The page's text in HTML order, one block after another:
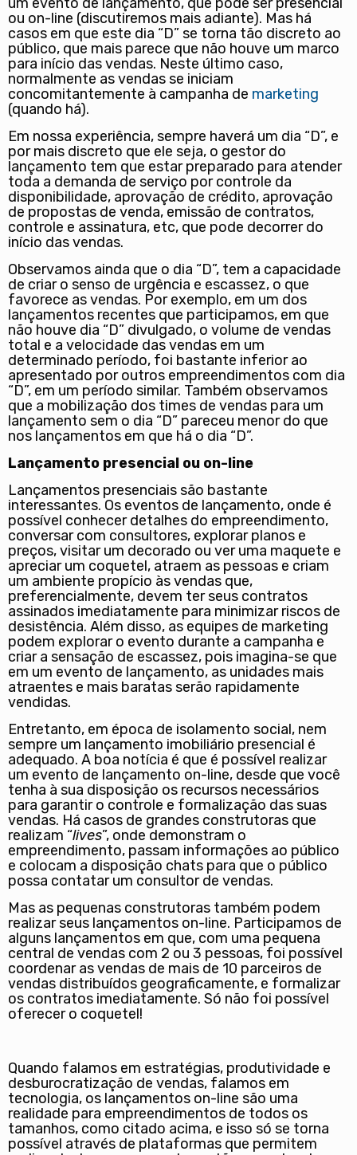
ou on-line (discutiremos mais adiante). Mas há
casos em que este dia “D” se torna tão discreto ao
público, que mais parece que não houve um marco
para início das vendas. Neste último caso,
normalmente as vendas se iniciam
concomitantemente à campanha de marketing
(quando há).
Em nossa experiência, sempre haverá um dia “D”, e
por mais discreto que ele seja, o gestor do
lançamento tem que estar preparado para atender
toda a demanda de serviço por controle da
disponibilidade, aprovação de crédito, aprovação
de propostas de venda, emissão de contratos,
controle e assinatura, etc, que pode decorrer do
início das vendas.
Observamos ainda que o dia “D”, tem a capacidade
de criar o senso de urgência e escassez, o que
favorece as vendas. Por exemplo, em um dos
lançamentos recentes que participamos, em que
não houve dia “D” divulgado, o volume de vendas
total e a velocidade das vendas em um
determinado período, foi bastante inferior ao
apresentado por outros empreendimentos com dia
“D”, em um período similar. Também observamos
que a mobilização dos times de vendas para um
lançamento sem o dia “D” pareceu menor do que
nos lançamentos em que há o dia “D”.
Lançamento presencial ou on-line
Lançamentos presenciais são bastante
interessantes. Os eventos de lançamento, onde é
possível conhecer detalhes do empreendimento,
conversar com consultores, explorar planos e
preços, visitar um decorado ou ver uma maquete e
apreciar um coquetel, atraem as pessoas e criam
um ambiente propício às vendas que,
preferencialmente, devem ter seus contratos
assinados imediatamente para minimizar riscos de
desistência. Além disso, as equipes de marketing
podem explorar o evento durante a campanha e
criar a sensação de escassez, pois imagina-se que
em um evento de lançamento, as unidades mais
atraentes e mais baratas serão rapidamente
vendidas.
Entretanto, em época de isolamento social, nem
sempre um lançamento imobiliário presencial é
adequado. A boa notícia é que é possível realizar
um evento de lançamento on-line, desde que você
tenha à sua disposição os recursos necessários
para garantir o controle e formalização das suas
vendas. Há casos de grandes construtoras que
realizam “lives”, onde demonstram o
empreendimento, passam informações ao público
e colocam a disposição chats para que o público
possa contatar um consultor de vendas.
Mas as pequenas construtoras também podem
realizar seus lançamentos on-line. Participamos de
alguns lançamentos em que, com uma pequena
central de vendas com 2 ou 3 pessoas, foi possível
coordenar as vendas de mais de 10 parceiros de
vendas distribuídos geograficamente, e formalizar
os contratos imediatamente. Só não foi possível
oferecer o coquetel!
Quando falamos em estratégias, produtividade e
desburocratização de vendas, falamos em
tecnologia, os lançamentos on-line são uma
realidade para empreendimentos de todos os
tamanhos, como citado acima, e isso só se torna
possível através de plataformas que permitem